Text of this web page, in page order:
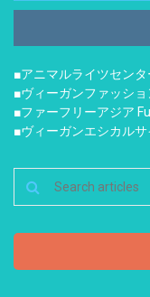
■アニマルライツセンタ
■ヴィーガンファッシ
■ファーフリーアジア
■ヴィーガンエシカルサ